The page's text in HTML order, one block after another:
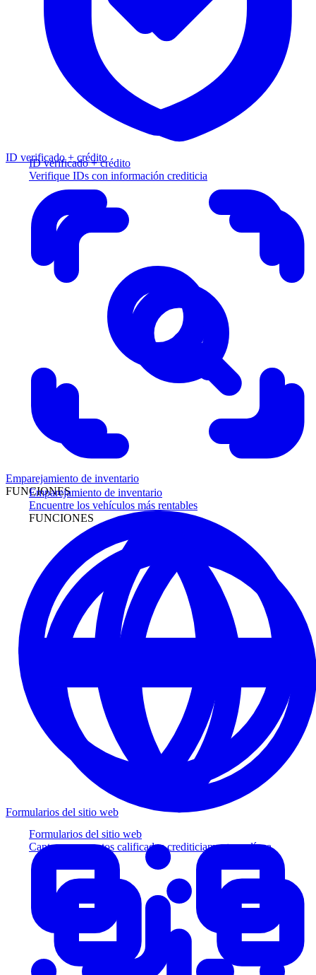
ID verificado + crédito
Verifique IDs con información crediticia
Emparejamiento de inventario
Encuentre los vehículos más rentables
FUNCIONES
Formularios del sitio web
Capture prospectos calificados crediticiamente en línea
ID verificado + crédito
Emparejamiento de inventario
FUNCIONES
Formularios del sitio web